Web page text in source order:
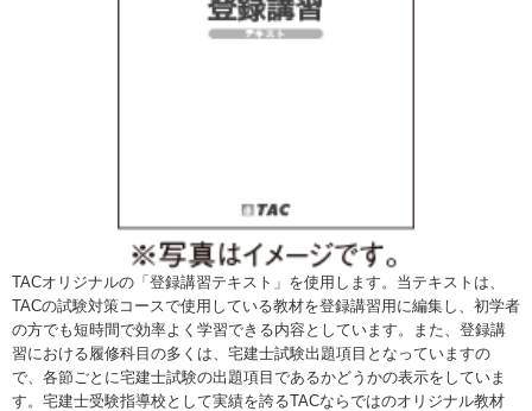
TACオリジナルの「登録講習テキスト」を使用します。当テキストは、
TACの試験対策コースで使用している教材を登録講習用に編集し、初学者
の方でも短時間で効率よく学習できる内容としています。また、登録講
習における履修科目の多くは、宅建士試験出題項目となっていますの
で、各節ごとに宅建士試験の出題項目であるかどうかの表示をしていま
す。宅建士受験指導校として実績を誇るTACならではのオリジナル教材